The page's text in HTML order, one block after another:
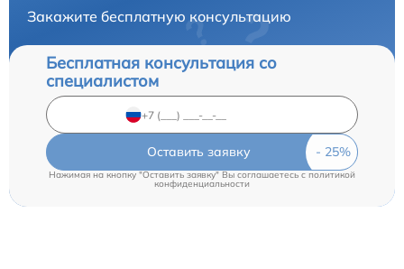
Закажите бесплатную консультацию
Бесплатная консультация со
специалистом
Оставить заявку
Нажимая на кнопку "Оставить заявку" Вы соглашаетесь c политикой
конфиденциальности